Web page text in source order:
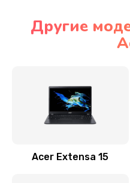
Замена
Другие
Acer Extensa 15